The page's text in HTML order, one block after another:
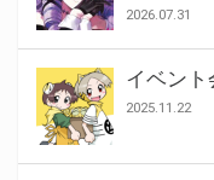
2026.07.31
イベン
2025.11.22